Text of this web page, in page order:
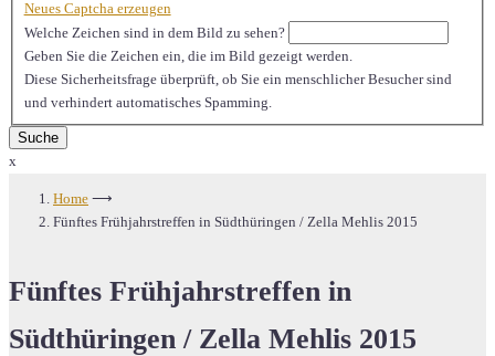
Neues Captcha erzeugen
Welche Zeichen sind in dem Bild zu sehen?
Geben Sie die Zeichen ein, die im Bild gezeigt werden.
Diese Sicherheitsfrage überprüft, ob Sie ein menschlicher Besucher sind
und verhindert automatisches Spamming.
x
Home ⟶
Fünftes Frühjahrstreffen in Südthüringen / Zella Mehlis 2015
Fünftes Frühjahrstreffen in
Südthüringen / Zella Mehlis 2015